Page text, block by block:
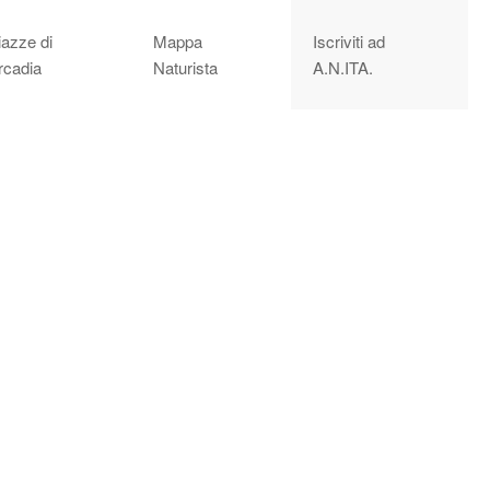
di
Mappa
Naturista
Iscriviti ad
A.N.ITA.